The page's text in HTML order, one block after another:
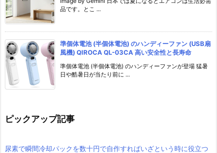
品です。とこ ...
準個体電池 (半個体電池) のハンディーファン (USB扇
風機) QIROCA QL-03CA 高い安全性と長寿命
準個体電池 (半個体電池) のハンディーファンが登場 猛暑
日や酷暑日が当たり前に ...
ピックアップ記事
尿素で瞬間冷却パックを数十円で自作すればいざという時に役立つ